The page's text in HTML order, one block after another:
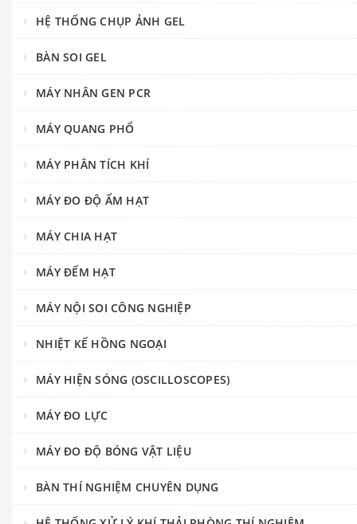
HỆ THỐNG CHỤP ẢNH GEL
BÀN SOI GEL
MÁY NHÂN GEN PCR
MÁY QUANG PHỔ
MÁY PHÂN TÍCH KHÍ
MÁY ĐO ĐỘ ẨM HẠT
MÁY CHIA HẠT
MÁY ĐẾM HẠT
MÁY NỘI SOI CÔNG NGHIỆP
NHIỆT KẾ HỒNG NGOẠI
MÁY HIỆN SÓNG (OSCILLOSCOPES)
MÁY ĐO LỰC
MÁY ĐO ĐỘ BÓNG VẬT LIỆU
BÀN THÍ NGHIỆM CHUYÊN DỤNG